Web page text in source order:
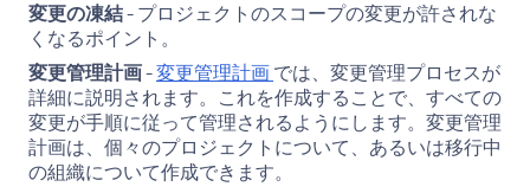
変更の凍結- プロジェクトのスコープの変更が許されな
くなるポイント。
変更管理計画-変更管理計画では、変更管理プロセスが
詳細に説明されます。これを作成することで、すべての
変更が手順に従って管理されるようにします。変更管理
計画は、個々のプロジェクトについて、あるいは移行中
の組織について作成できます。